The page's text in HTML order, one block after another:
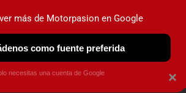
ELÉCTRICOS OBSERVATORIO
×
más de Motorpasion en Google
como fuente preferida
necesitas una cuenta de Google